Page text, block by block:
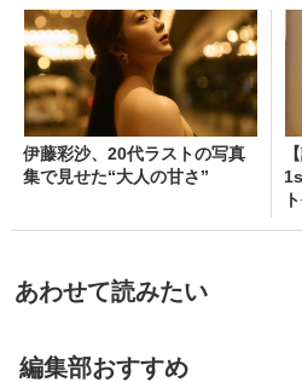
伊藤彩沙、20代ラストの写真
集で見せた“大人の甘さ”
あわせて読みたい
編集部おすすめ